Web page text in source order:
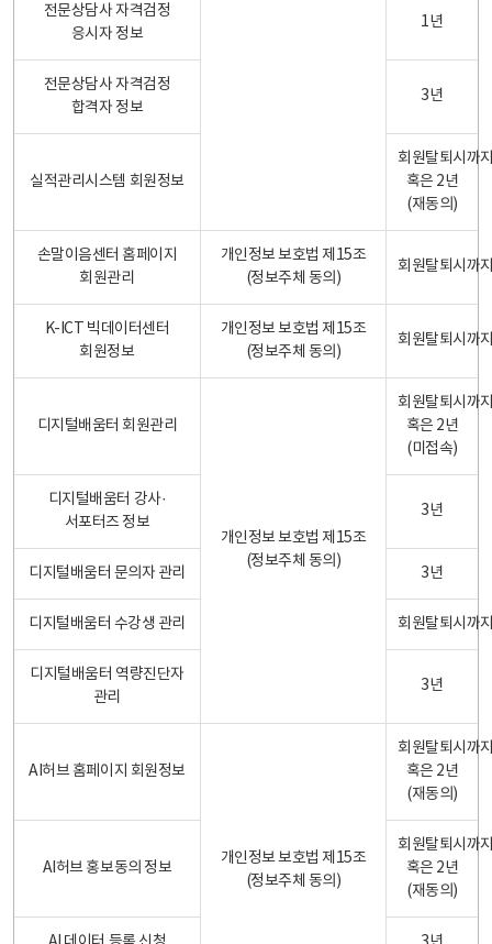
전문상담사 자격검정
응시자 정보
1년
전문상담사 자격검정
합격자 정보
3년
실적관리시스템 회원정보
회원탈퇴시까
혹은 2년
(재동의)
손말이음센터 홈페이지
회원관리
개인정보 보호법 제15조
(정보주체 동의)
회원탈퇴시까
K-ICT 빅데이터센터
회원정보
개인정보 보호법 제15조
(정보주체 동의)
회원탈퇴시까
디지털배움터 회원관리
개인정보 보호법 제15조
(정보주체 동의)
회원탈퇴시까
혹은 2년
(미접속)
디지털배움터 강사·
서포터즈 정보
3년
디지털배움터 문의자 관리 3년
디지털배움터 수강생 관리 회원탈퇴시까
디지털배움터 역량진단자
관리
3년
AI허브 홈페이지 회원정보
개인정보 보호법 제15조
(정보주체 동의)
회원탈퇴시까
혹은 2년
(재동의)
AI허브 홍보동의 정보
회원탈퇴시까
혹은 2년
(재동의)